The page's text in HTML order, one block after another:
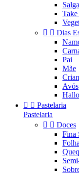
  Dias
Pai
Mãe
Avós
  Pastelaria
Pastelaria
  Doces
Fina